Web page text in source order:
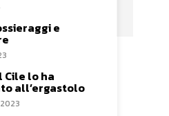
e
Cile lo ha
all’ergastolo